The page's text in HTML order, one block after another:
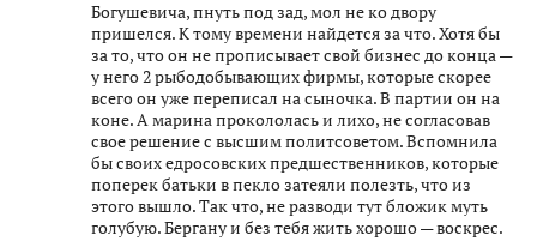
Богушевича, пнуть под зад, мол не ко двору
пришелся. К тому времени найдется за что. Хотя бы
за то, что он не прописывает свой бизнес до конца —
у него 2 рыбодобывающих фирмы, которые скорее
всего он уже переписал на сыночка. В партии он на
коне. А марина прокололась и лихо, не согласовав
свое решение с высшим политсоветом. Вспомнила
бы своих едросовских предшественников, которые
поперек батьки в пекло затеяли полезть, что из
этого вышло. Так что, не разводи тут бложик муть
голубую. Бергану и без тебя жить хорошо — воскрес.